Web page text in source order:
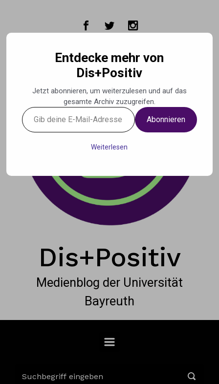
Dis+Positiv
Medienblog der Universität
Bayreuth
Entdecke mehr von
Dis+Positiv
Jetzt abonnieren, um weiterzulesen und auf das
gesamte Archiv zuzugreifen.
Gib
deine
Abonnieren
Weiterlesen